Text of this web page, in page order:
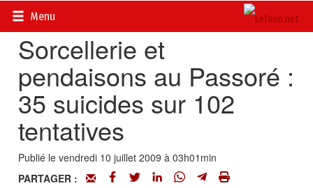
Menu
Accueil>
Sorcellerie et
pendaisons au Passoré :
35 suicides sur 102
tentatives
Publié le vendredi 10 juillet 2009 à 03h01min
PARTAGER :